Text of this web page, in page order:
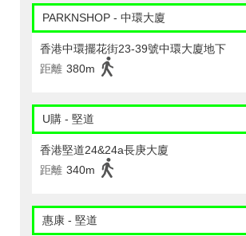
PARKNSHOP - 中環大廈
香港中環擺花街23-39號中環大廈地下
距離 380m
U購 - 堅道
香港堅道24&24a長庚大廈
距離 340m
惠康 - 堅道